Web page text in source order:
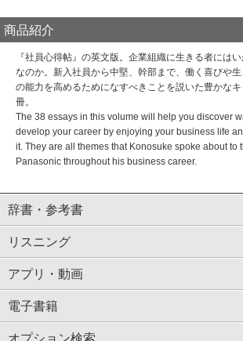
商品紹介
『社員心得帖』の英文版。企業組織に生きる者には
なのか。新入社員から中堅、幹部まで、働く喜びや
の能力を高めるためになすべきことを説いた豊かな
冊。
The 38 essays in this volume will help you discover
develop your career by enjoying your business life
it. They are all themes that Konosuke spoke about to
Panasonic throughout his business career.
辞書・参考書
リスニング
アプリ・動画
電子書籍
オプション検索